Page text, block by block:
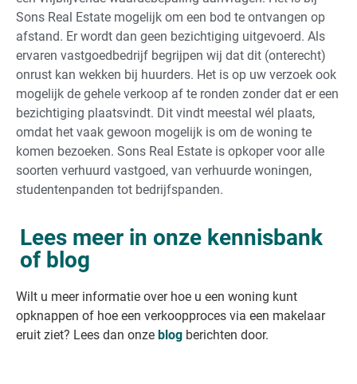
Sons Real Estate mogelijk om een bod te ontvangen op
afstand. Er wordt dan geen bezichtiging uitgevoerd. Als
ervaren vastgoedbedrijf begrijpen wij dat dit (onterecht)
onrust kan wekken bij huurders. Het is op uw verzoek ook
mogelijk de gehele verkoop af te ronden zonder dat er een
bezichtiging plaatsvindt. Dit vindt meestal wél plaats,
omdat het vaak gewoon mogelijk is om de woning te
komen bezoeken. Sons Real Estate is opkoper voor alle
soorten verhuurd vastgoed, van verhuurde woningen,
studentenpanden tot bedrijfspanden.
Lees meer in onze kennisbank
of blog
Wilt u meer informatie over hoe u een woning kunt
opknappen of hoe een verkoopproces via een makelaar
eruit ziet? Lees dan onze blog berichten door.